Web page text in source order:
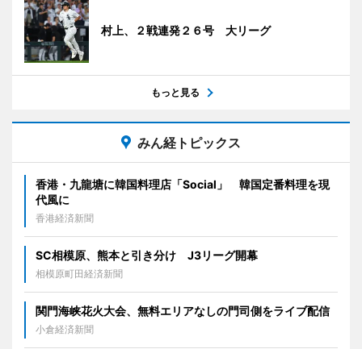
村上、２戦連発２６号 大リーグ
もっと見る
みん経トピックス
香港・九龍塘に韓国料理店「Social」 韓国定番料理を現
代風に
香港経済新聞
SC相模原、熊本と引き分け J3リーグ開幕
相模原町田経済新聞
関門海峡花火大会、無料エリアなしの門司側をライブ配信
小倉経済新聞